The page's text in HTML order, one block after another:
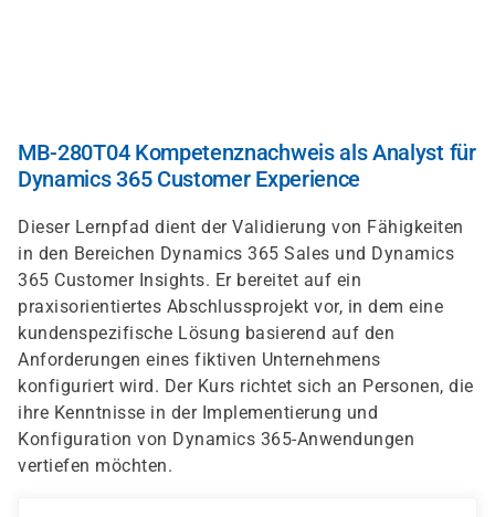
MB-280T04 Kompetenznachweis als Analyst für
Dynamics 365 Customer Experience
Dieser Lernpfad dient der Validierung von Fähigkeiten
in den Bereichen Dynamics 365 Sales und Dynamics
365 Customer Insights. Er bereitet auf ein
praxisorientiertes Abschlussprojekt vor, in dem eine
kundenspezifische Lösung basierend auf den
Anforderungen eines fiktiven Unternehmens
konfiguriert wird. Der Kurs richtet sich an Personen, die
ihre Kenntnisse in der Implementierung und
Konfiguration von Dynamics 365-Anwendungen
vertiefen möchten.